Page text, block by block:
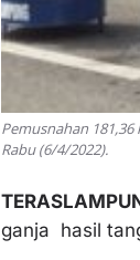
Pemusnahan
Rabu (6/4/2022).
ganja hasil